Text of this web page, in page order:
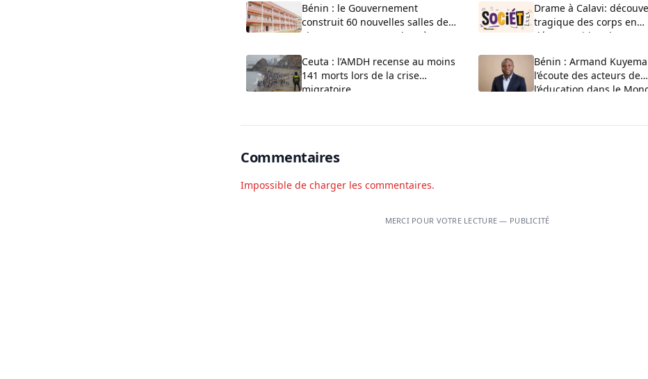
Bénin : le Gouvernement
construit 60 nouvelles salles de
classe au CEG La Verdure à
Drame à Calavi:
tragique des corps en
décomposition d’un
Ceuta : l’AMDH recense au moins
141 morts lors de la crise
migratoire
Bénin : Armand
l’écoute des acteurs de
l’éducation dans le
Commentaires
Impossible de charger les commentaires.
MERCI POUR VOTRE LECTURE — PUBLICITÉ